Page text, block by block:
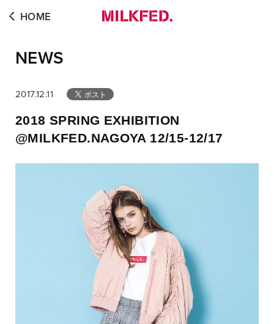
NEWS
HOME
2017.12.11
2018 SPRING EXHIBITION
@MILKFED.NAGOYA 12/15-12/17